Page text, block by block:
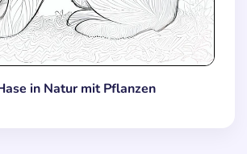
in Natur mit Pflanzen